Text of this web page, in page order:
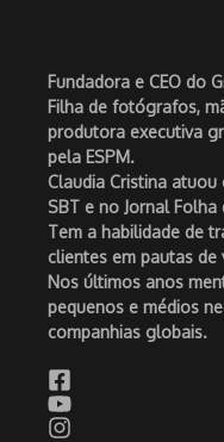
Fundadora e CEO do
Filha de fotógrafos,
produtora executiva
pela ESPM.
Claudia Cristina
SBT e no Jornal
Tem a habilidade de
clientes em pautas de
Nos últimos anos
pequenos e médios
companhias globais.